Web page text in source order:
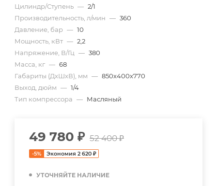
Цилиндр/Ступень — 2/1
Производительность, л/мин — 360
Давление, бар — 10
Мощность, кВт — 2,2
Напряжение, В/Гц — 380
Масса, кг — 68
Габариты (ДхШхВ), мм — 850х400х770
Выход, дюйм — 1/4
Тип компрессора — Масляный
49 780 ₽ 52 400₽
-5% Экономия 2 620 ₽
УТОЧНЯЙТЕ НАЛИЧИЕ